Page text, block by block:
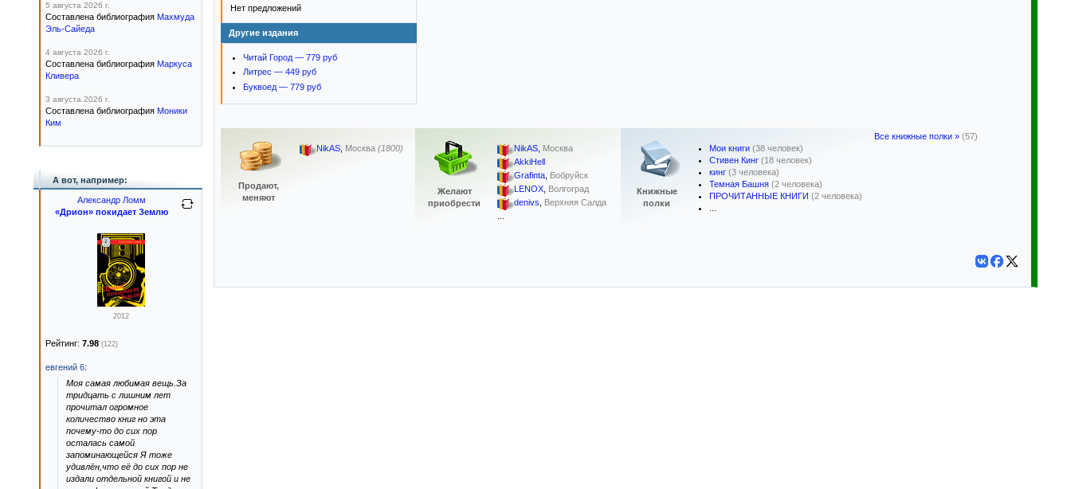
Нет предложений
Другие издания
Читай Город — 779 руб
Литрес — 449 руб
Буквоед — 779 руб
Продают,
меняют
NikAS, Москва (1800)
Желают
приобрести
NikAS, Москва
AkkiHell
Grafinta, Бобруйск
LENOX, Волгоград
denivs, Верхняя Салда
Книжные
полки
Мои книги (38 человек)
Стивен Кинг (18 человек)
кинг (3 человека)
Темная Башня (2 человека)
ПРОЧИТАННЫЕ КНИГИ (2 человека)
Все книжные полки » (57)
5 августа 2026 г.
Составлена библиография Махмуда
Эль-Сайеда
4 августа 2026 г.
Составлена библиография Маркуса
Кливера
3 августа 2026 г.
Составлена библиография Моники
Ким
А вот, например:
Александр Ломм
«Дрион» покидает Землю
2012
Рейтинг: 7.98 (122)
евгений 6:
Моя самая любимая вещь.За
тридцать с лишним лет
прочитал огромное
количество книг но эта
почему-то до сих пор
осталась самой
запоминающейся Я тоже
удивлён,что её до сих пор не
издали отдельной книгой и не